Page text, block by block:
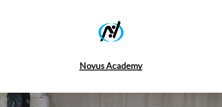
Novus Academy